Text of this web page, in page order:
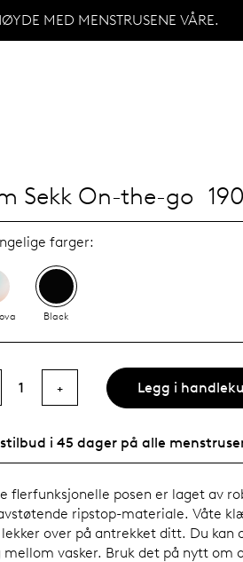
MED MENSTRUSENE VÅRE.
Sekk On-the-go
farger:
Black
1 +
i 45 dager på alle
Legg i
flerfunksjonelle posen er laget av
ripstop-materiale. Våte
over på antrekket ditt. Du kan
mellom vasker. Bruk det på nytt om